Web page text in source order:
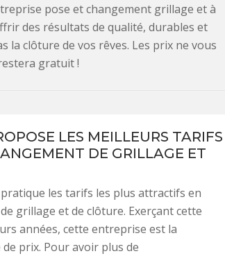
pose et changement grillage et à
des résultats de qualité, durables et
clôture de vos rêves. Les prix ne vous
gratuit !
LES MEILLEURS TARIFS
DE GRILLAGE ET
les tarifs les plus attractifs en
grillage et de clôture. Exerçant cette
années, cette entreprise est la
prix. Pour avoir plus de